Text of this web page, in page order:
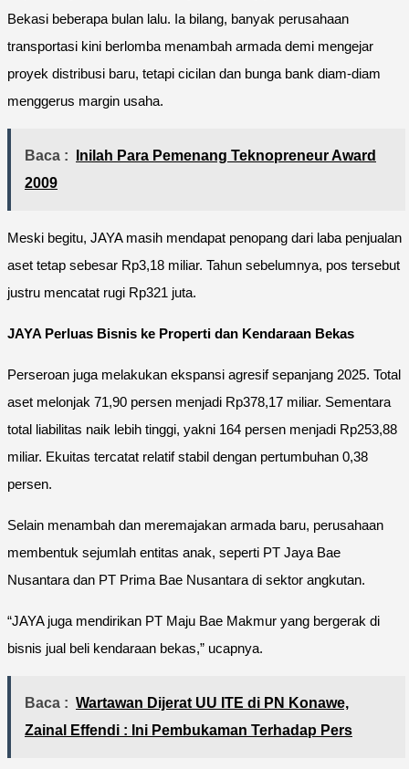
Bekasi beberapa bulan lalu. Ia bilang, banyak perusahaan
transportasi kini berlomba menambah armada demi mengejar
proyek distribusi baru, tetapi cicilan dan bunga bank diam-diam
menggerus margin usaha.
Baca :
Inilah Para Pemenang Teknopreneur Award
2009
Meski begitu, JAYA masih mendapat penopang dari laba penjualan
aset tetap sebesar Rp3,18 miliar. Tahun sebelumnya, pos tersebut
justru mencatat rugi Rp321 juta.
JAYA Perluas Bisnis ke Properti dan Kendaraan Bekas
Perseroan juga melakukan ekspansi agresif sepanjang 2025. Total
aset melonjak 71,90 persen menjadi Rp378,17 miliar. Sementara
total liabilitas naik lebih tinggi, yakni 164 persen menjadi Rp253,88
miliar. Ekuitas tercatat relatif stabil dengan pertumbuhan 0,38
persen.
Selain menambah dan meremajakan armada baru, perusahaan
membentuk sejumlah entitas anak, seperti PT Jaya Bae
Nusantara dan PT Prima Bae Nusantara di sektor angkutan.
“JAYA juga mendirikan PT Maju Bae Makmur yang bergerak di
bisnis jual beli kendaraan bekas,” ucapnya.
Baca : Wartawan Dijerat UU ITE di PN Konawe,
Zainal Effendi : Ini Pembukaman Terhadap Pers